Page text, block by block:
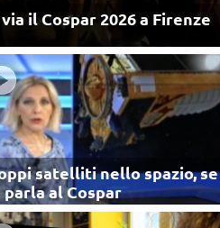
il Cospar 2026 a Firenze
satelliti nello spazio, se
parla al Cospar